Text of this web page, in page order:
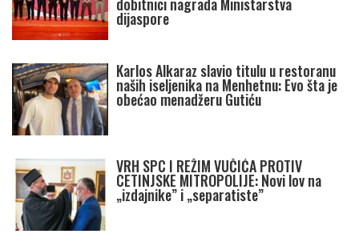
dobitnici nagrada Ministarstva
dijaspore
Karlos Alkaraz slavio titulu u restoranu
naših iseljenika na Menhetnu: Evo šta je
obećao menadžeru Gutiću
VRH SPC I REŽIM VUČIĆA PROTIV
CETINJSKE MITROPOLIJE: Novi lov na
„izdajnike” i „separatiste”